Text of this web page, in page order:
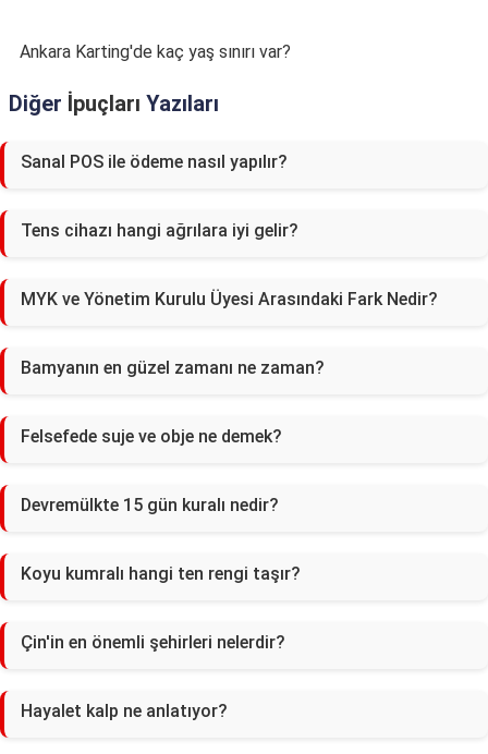
Ankara Karting'de kaç yaş sınırı var?
Diğer İpuçları Yazıları
Sanal POS ile ödeme nasıl yapılır?
Tens cihazı hangi ağrılara iyi gelir?
MYK ve Yönetim Kurulu Üyesi Arasındaki Fark Nedir?
Bamyanın en güzel zamanı ne zaman?
Felsefede suje ve obje ne demek?
Devremülkte 15 gün kuralı nedir?
Koyu kumralı hangi ten rengi taşır?
Çin'in en önemli şehirleri nelerdir?
Hayalet kalp ne anlatıyor?